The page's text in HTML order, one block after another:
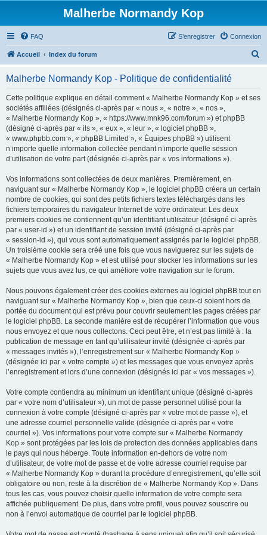
Malherbe Normandy Kop
FAQ Connexion
S’enregistrer
Accueil Index du forum
Malherbe Normandy Kop - Politique de confidentialité
Cette politique explique en détail comment « Malherbe Normandy Kop » et ses
sociétés affiliées (désignés ci-après par « nous », « notre », « nos »,
« Malherbe Normandy Kop », « https://www.mnk96.com/forum ») et phpBB
(désigné ci-après par « ils », « eux », « leur », « logiciel phpBB »,
« www.phpbb.com », « phpBB Limited », « Équipes phpBB ») utilisent
n’importe quelle information collectée pendant n’importe quelle session
d’utilisation de votre part (désignée ci-après par « vos informations »).
Vos informations sont collectées de deux manières. Premièrement, en
naviguant sur « Malherbe Normandy Kop », le logiciel phpBB créera un certain
nombre de cookies, qui sont des petits fichiers textes téléchargés dans les
fichiers temporaires du navigateur Internet de votre ordinateur. Les deux
premiers cookies ne contiennent qu’un identifiant utilisateur (désigné ci-après
par « user-id ») et un identifiant de session invité (désigné ci-après par
« session-id »), qui vous sont automatiquement assignés par le logiciel phpBB.
Un troisième cookie sera créé une fois que vous naviguerez sur les sujets de
« Malherbe Normandy Kop » et est utilisé pour stocker les informations sur les
sujets que vous avez lus, ce qui améliore votre navigation sur le forum.
Nous pouvons également créer des cookies externes au logiciel phpBB tout en
naviguant sur « Malherbe Normandy Kop », bien que ceux-ci soient hors de
portée du document qui est prévu pour couvrir seulement les pages créées par
le logiciel phpBB. La seconde manière est de récupérer l’information que vous
nous envoyez et que nous collectons. Ceci peut être, et n’est pas limité à : la
publication de message en tant qu’utilisateur invité (désignée ci-après par
« messages invités »), l’enregistrement sur « Malherbe Normandy Kop »
(désignée ici par « votre compte ») et les messages que vous envoyez après
l’enregistrement et lors d’une connexion (désignés ici par « vos messages »).
Votre compte contiendra au minimum un identifiant unique (désigné ci-après
par « votre nom d’utilisateur »), un mot de passe personnel utilisé pour la
connexion à votre compte (désigné ci-après par « votre mot de passe »), et
une adresse courriel personnelle valide (désignée ci-après par « votre
courriel »). Vos informations pour votre compte sur « Malherbe Normandy
Kop » sont protégées par les lois de protection des données applicables dans
le pays qui nous héberge. Toute information en-dehors de votre nom
d’utilisateur, de votre mot de passe et de votre adresse courriel requise par
« Malherbe Normandy Kop » durant la procédure d’enregistrement, qu’elle soit
obligatoire ou non, reste à la discrétion de « Malherbe Normandy Kop ». Dans
tous les cas, vous pouvez choisir quelle information de votre compte sera
affichée publiquement. De plus, dans votre profil, vous pouvez souscrire ou
non à l’envoi automatique de courriel par le logiciel phpBB.